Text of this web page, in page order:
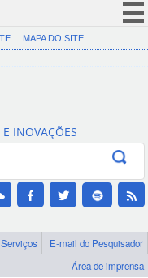
(COVID-19)
Canais
MAPA DO SITE
INOVAÇÕES
Serviços
E-mail do Pesquisador
Área de imprensa